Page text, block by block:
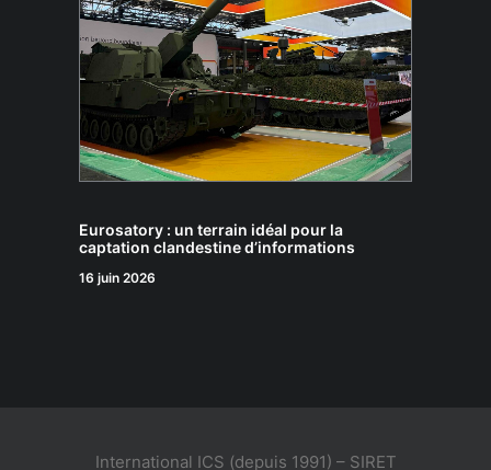
Eurosatory : un terrain idéal pour la
captation clandestine d’informations
16 juin 2026
International ICS (depuis 1991) – SIRET